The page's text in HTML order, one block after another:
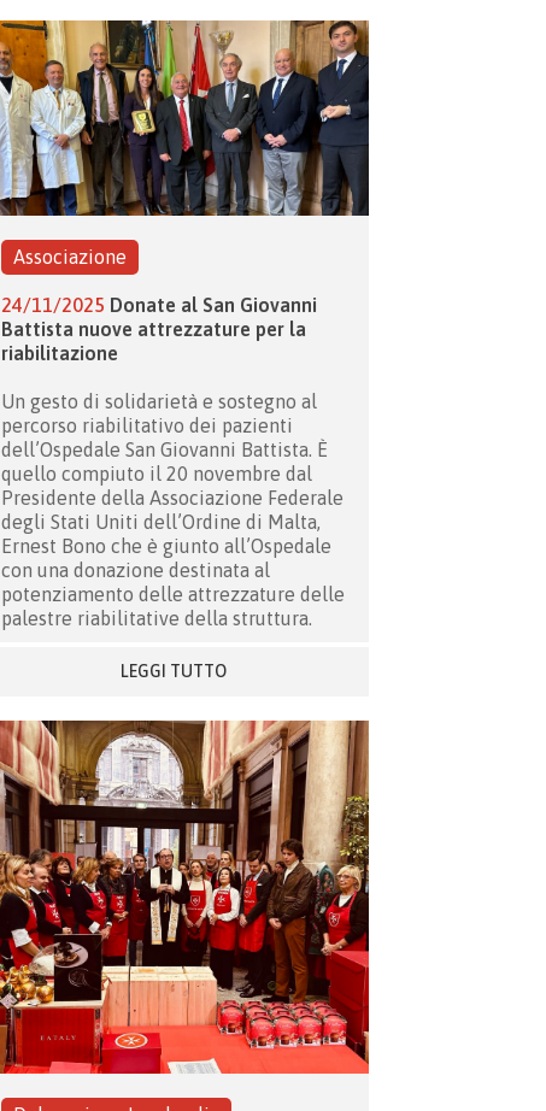
Associazione
24/11/2025 Donate al San Giovanni
Battista nuove attrezzature per la
riabilitazione
Un gesto di solidarietà e sostegno al
percorso riabilitativo dei pazienti
dell’Ospedale San Giovanni Battista. È
quello compiuto il 20 novembre dal
Presidente della Associazione Federale
degli Stati Uniti dell’Ordine di Malta,
Ernest Bono che è giunto all’Ospedale
con una donazione destinata al
potenziamento delle attrezzature delle
palestre riabilitative della struttura.
LEGGI TUTTO